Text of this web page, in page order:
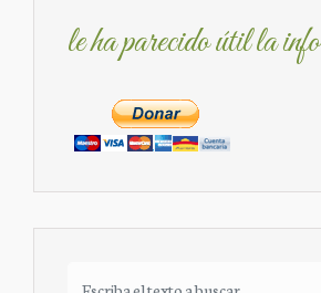
le ha parecido útil la